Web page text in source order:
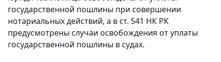
государственной пошлины при совершении
нотариальных действий, а в ст. 541 НК РК
предусмотрены случаи освобождения от уплаты
государственной пошлины в судах.